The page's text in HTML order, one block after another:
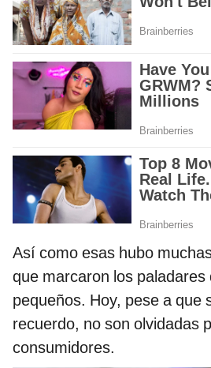
Así como esas hubo
que marcaron los paladares
pequeños. Hoy, pese a que
recuerdo, no son olvidadas
consumidores.